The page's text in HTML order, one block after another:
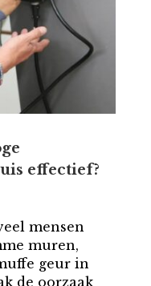
effectief?
mensen
muren,
geur in
de oorzaak